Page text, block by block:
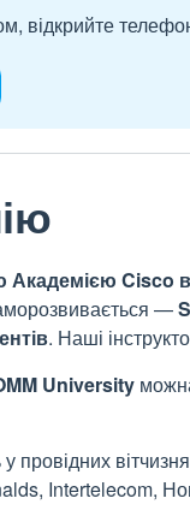
відкрийте
Cisco в
—
. Наші
University
провідних
Intertelecom,